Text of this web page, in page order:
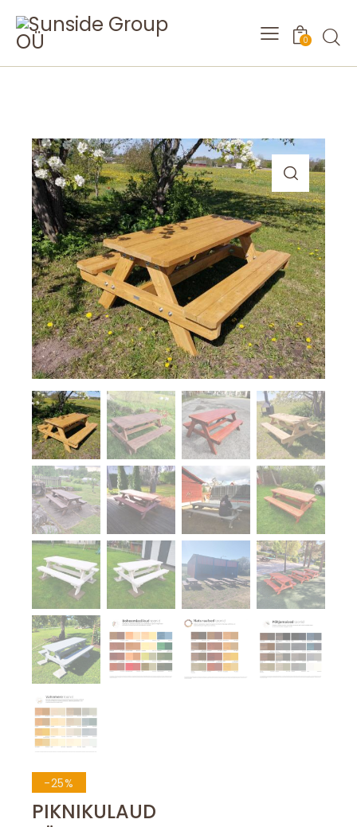
0
-25%
PIKNIKULAUD